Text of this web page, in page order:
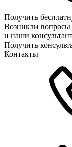
Получить
Возникли вопросы
и наши
Получить
Контакты